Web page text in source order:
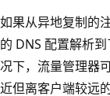
如果从异地复制的
的 DNS 配置解析
况下，流量管理器
近但离客户端较远